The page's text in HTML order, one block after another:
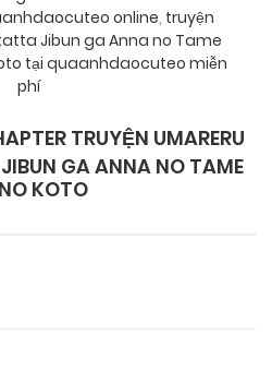
online, truyện
Jibun ga Anna no Tame
tại quaanhdaocuteo miễn
phí
TRUYỆN UMARERU
GA ANNA NO TAME
KOTO